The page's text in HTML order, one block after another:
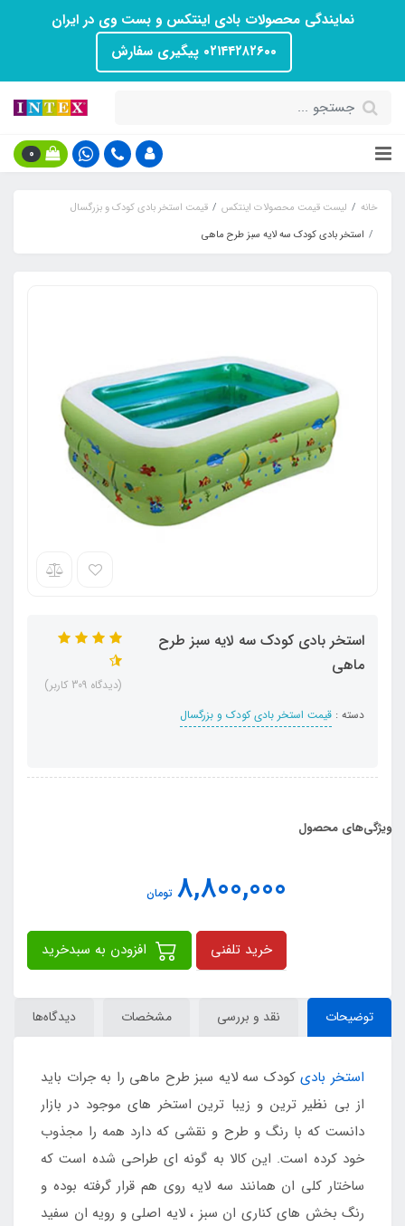
نمایندگی محصولات بادی اینتکس و بست وی در ایران
۰۲۱۴۴۲۸۲۶۰۰ پیگیری سفارش
0
خانه لیست قیمت محصولات اینتکس
قیمت استخر بادی کودک و بزرگسال
استخر بادی کودک سه لایه سبز طرح ماهی
استخر بادی کودک سه لایه سبز طرح
ماهی
دسته : قیمت استخر بادی کودک و بزرگسال
(دیدگاه 309 کاربر)
ویژگی‌های محصول
8,800,000 تومان
خرید تلفنی
توضیحات نقد و بررسی مشخصات دیدگاه‌ها
استخر بادیکودک سه لایه سبز طرح ماهی را به جرات باید
از بی نظیر ترین و زیبا ترین استخر های موجود در بازار
دانست که با رنگ و طرح و نقشی که دارد همه را مجذوب
خود کرده است. این کالا به گونه ای طراحی شده است که
ساختار کلی ان همانند سه لایه روی هم قرار گرفته بوده و
رنگ بخش های کناری ان سبز ، لایه اصلی و رویه ان سفید